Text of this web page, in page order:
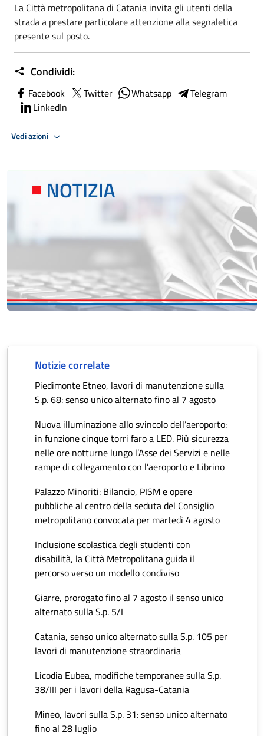
La Città metropolitana di Catania invita gli utenti della
strada a prestare particolare attenzione alla segnaletica
presente sul posto.
Condividi:
Facebook Twitter Whatsapp
Telegram
LinkedIn
Vedi azioni
Notizie correlate
Piedimonte Etneo, lavori di manutenzione sulla
S.p. 68: senso unico alternato fino al 7 agosto
Nuova illuminazione allo svincolo dell’aeroporto:
in funzione cinque torri faro a LED. Più sicurezza
nelle ore notturne lungo l’Asse dei Servizi e nelle
rampe di collegamento con l’aeroporto e Librino
Palazzo Minoriti: Bilancio, PISM e opere
pubbliche al centro della seduta del Consiglio
metropolitano convocata per martedì 4 agosto
Inclusione scolastica degli studenti con
disabilità, la Città Metropolitana guida il
percorso verso un modello condiviso
Giarre, prorogato fino al 7 agosto il senso unico
alternato sulla S.p. 5/I
Catania, senso unico alternato sulla S.p. 105 per
lavori di manutenzione straordinaria
Licodia Eubea, modifiche temporanee sulla S.p.
38/III per i lavori della Ragusa-Catania
Mineo, lavori sulla S.p. 31: senso unico alternato
fino al 28 luglio